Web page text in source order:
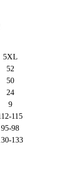
5XL
52
50
24
9
115
95-98
133